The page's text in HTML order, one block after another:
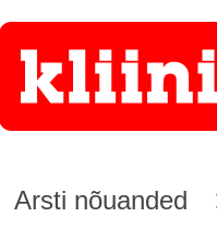
Arsti nõuanded